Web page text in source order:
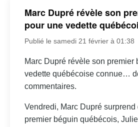
Marc Dupré révèle son
pour une vedette
Publié le samedi 21 février à 01:38
Marc Dupré révèle son premier
vedette québécoise connue…
commentaires.
Vendredi, Marc Dupré surprend
premier béguin québécois,